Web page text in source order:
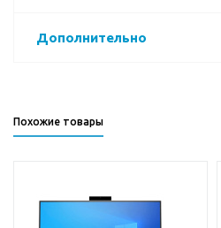
Дополнительно
Похожие товары